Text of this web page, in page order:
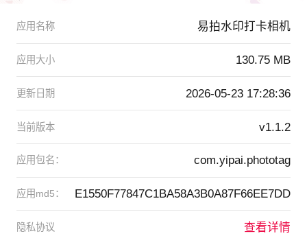
应用名称 易拍水印打卡相机
应用大小 130.75 MB
更新日期 2026-05-23 17:28:36
当前版本 v1.1.2
应用包名： com.yipai.phototag
应用md5： E1550F77847C1BA58A3B0A87F66EE7DD
隐私协议 查看详情